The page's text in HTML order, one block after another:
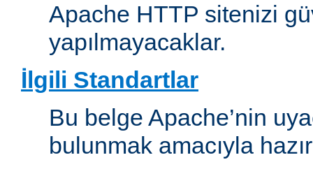
Apache HTTP sitenizi
yapılmayacaklar.
İlgili Standartlar
Bu belge Apache’nin
bulunmak amacıyla